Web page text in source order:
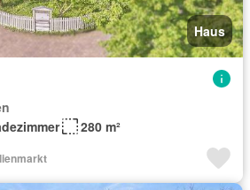
Haus
280 m²